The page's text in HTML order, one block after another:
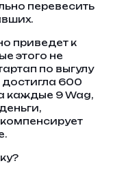
перевесить
приведет к
этого не
по выгулу
достигла 600
каждые 9 Wag,